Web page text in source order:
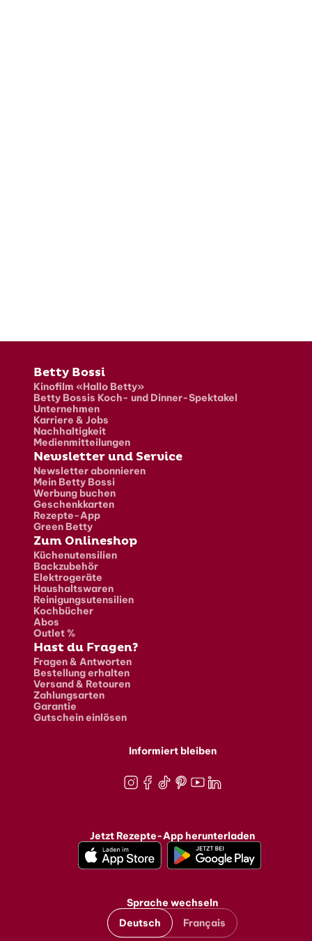
Fusszeile
Betty Bossi
Kinofilm «Hallo Betty»
Betty Bossis Koch- und Dinner-Spektakel
Unternehmen
Karriere & Jobs
Nachhaltigkeit
Medienmitteilungen
Newsletter und Service
Newsletter abonnieren
Mein Betty Bossi
Werbung buchen
Geschenkkarten
Rezepte-App
Green Betty
Zum Onlineshop
Küchenutensilien
Backzubehör
Elektrogeräte
Haushaltswaren
Reinigungsutensilien
Kochbücher
Abos
Outlet %
Hast du Fragen?
Fragen & Antworten
Bestellung erhalten
Versand & Retouren
Zahlungsarten
Garantie
Gutschein einlösen
Informiert bleiben
Jetzt Rezepte-App herunterladen
Sprache wechseln
Deutsch
Français